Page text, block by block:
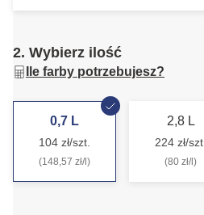
2. Wybierz ilość
Ile farby potrzebujesz?
0,7 L
104 zł/szt.
(148,57 zł/l)
2,8 L
224 zł/szt.
(80 zł/l)